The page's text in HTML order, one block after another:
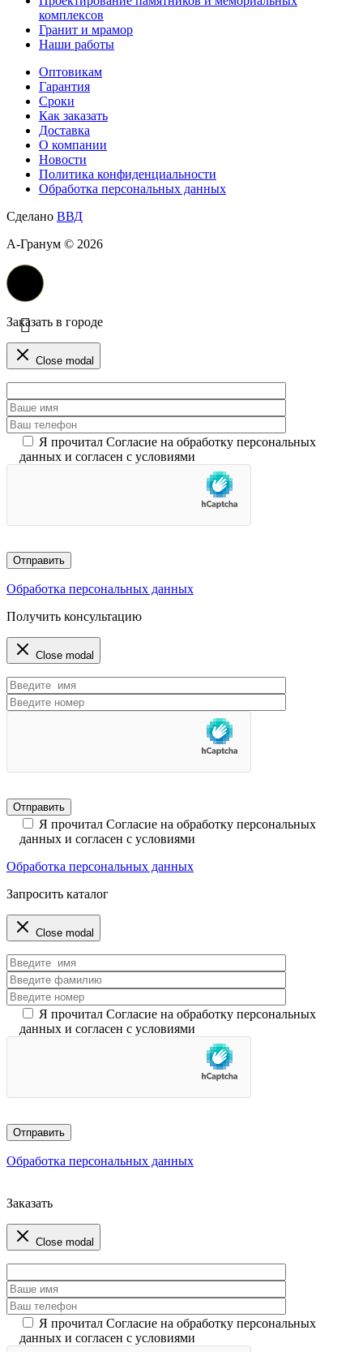
комплексов
Гранит и мрамор
Наши работы
Оптовикам
Гарантия
Сроки
Как заказать
Доставка
О компании
Новости
Политика конфиденциальности
Обработка персональных данных
Сделано ВВД
А-Гранум © 2026
Заказать в городе
Close modal
Я прочитал Согласие на обработку персональных
данных и согласен с условиями
Обработка персональных данных
Получить консультацию
Close modal
Я прочитал Согласие на обработку персональных
данных и согласен с условиями
Обработка персональных данных
Запросить каталог
Close modal
Я прочитал Согласие на обработку персональных
данных и согласен с условиями
Обработка персональных данных
Заказать
Close modal
Я прочитал Согласие на обработку персональных
данных и согласен с условиями